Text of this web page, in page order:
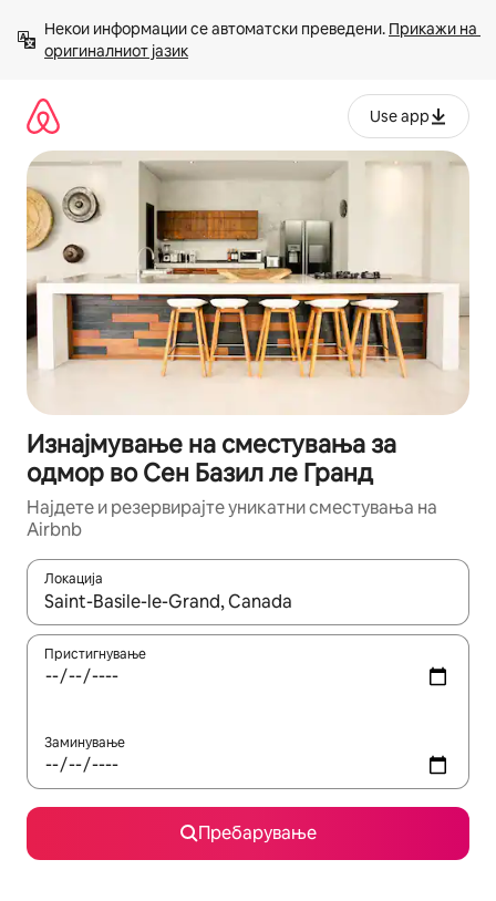
содржина
Некои информации се автоматски преведени. Прикажи на
оригиналниот јазик
Use app
Изнајмување на сместувања за
одмор во Сен Базил ле Гранд
Најдете и резервирајте уникатни сместувања на
Airbnb
Локација
Кога резултатите се достапни, движете се со копчињата
Пристигнување
Заминување
Пребарување